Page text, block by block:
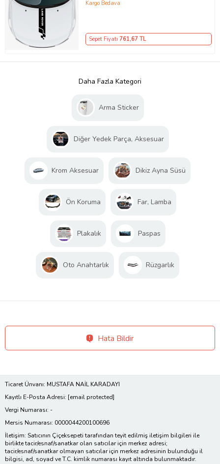
Kargo Bedava
Sepet Fiyatı 761,67 TL
Daha Fazla Kategori
Arma Sticker
Diğer Yedek Parça, Aksesuar
Krom Aksesuar Dikiz Ayna Süsü
Ön Koruma Far, Lamba
Plakalık Paspas
Oto Anahtarlık Rüzgarlık
Hata Bildir
Ticaret Ünvanı: MUSTAFA NAİL KARADAYI
Kayıtlı E-Posta Adresi: [email protected]
Vergi Numarası: -
Mersis Numarası: 0000044200100696
İletişim: Satıcının Çiçeksepeti tarafından teyit edilmiş iletişim bilgileri ile
birlikte tacir/esnaf/sanatkar olan satıcılar için merkez adresi;
tacir/esnaf/sanatkar olmayan satıcılar için merkez adresinin bulunduğu il
bilgisi, ad, soyad ve T.C. kimlik numarası kayıt altında bulunmaktadır.